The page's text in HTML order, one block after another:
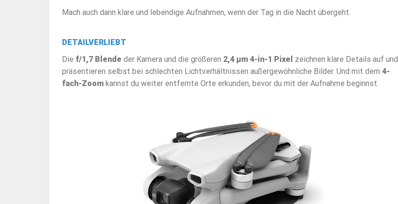
Mach auch dann klare und lebendige Aufnahmen, wenn der Tag in die Nacht übergeht.
DETAILVERLIEBT
Die f/1,7 Blende der Kamera und die größeren 2,4 μm 4-in-1 Pixel zeichnen klare Details auf und
präsentieren selbst bei schlechten Lichtverhältnissen außergewöhnliche Bilder. Und mit dem 4-
fach-Zoomkannst du weiter entfernte Orte erkunden, bevor du mit der Aufnahme beginnst.